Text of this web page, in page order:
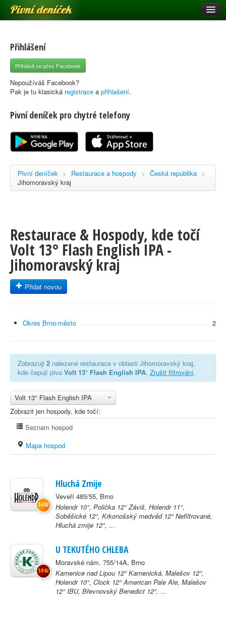
Pivní deníček
Pivní mapa
Pivní značky
Nápověda
Registrace
Přihlášení
Přihlásit se přes Facebook
Nepoužíváš Facebook?
Pak je tu klasická registrace a přihlašení.
Pivní deníček pro chytré telefony
Pivní deníček > Restaurace a hospody > Česká republika >
Jihomoravský kraj
Restaurace & Hospody, kde točí
Volt 13° Flash English IPA -
Jihomoravský kraj
Přidat novou
Okres Brno-město 2
Zobrazuji 2 nalezené restaurace v oblasti Jihomoravský kraj,
kde čepují pivo Volt 13° Flash English IPA. Zrušit filtrování.
Volt 13° Flash English IPA
Zobrazit jen hospody, kde točí:
Seznam hospod
Mapa hospod
Hluchá Zmije
Veveří 485/55, Brno
Holendr 10°, Polička 12° Záviš, Holendr 11°,
Soběšické 12°, Krkonošský medvěd 12° Nefiltrované,
Hluchá zmije 12°, ...
34 Kč
U TEKUTÉHO CHLEBA
Moravské nám. 755/14A, Brno
Kamenice nad Lipou 12° Kamenická, Malešov 12°,
Holendr 10°, Clock 12° American Pale Ale, Malešov
12° IBU, Břevnovský Benedict 12°, ...
59 Kč